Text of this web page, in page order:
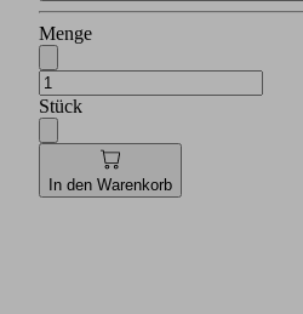
Menge
Stück
In den Warenkorb